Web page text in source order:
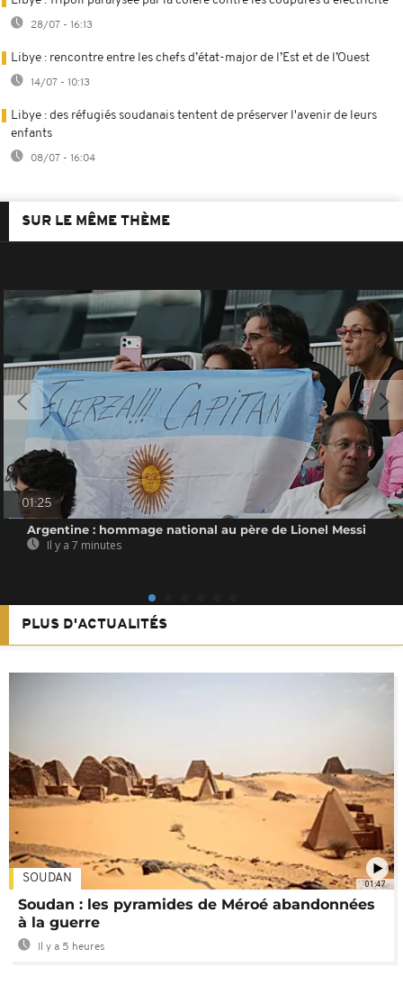
28/07 - 16:13
Libye : rencontre entre les chefs d’état-major de l’Est et de l’Ouest
14/07 - 10:13
Libye : des réfugiés soudanais tentent de préserver l'avenir de leurs
enfants
08/07 - 16:04
SUR LE MÊME THÈME
01:25
Argentine : hommage national au père de Lionel Messi
Il y a 7 minutes
PLUS D'ACTUALITÉS
01:47
SOUDAN
Soudan : les pyramides de Méroé abandonnées
à la guerre
Il y a 5 heures